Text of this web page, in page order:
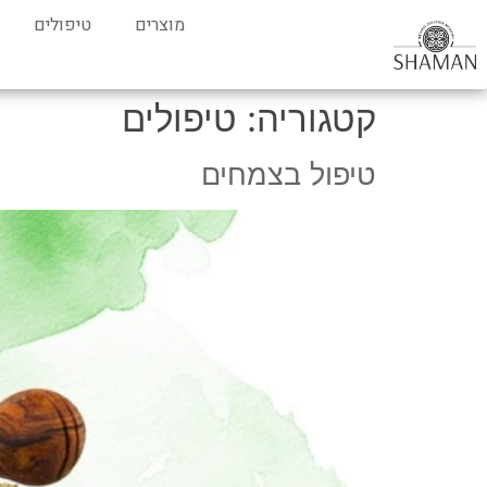
מוצרים טיפולים
קטגוריה: טיפולים
טיפול בצמחים